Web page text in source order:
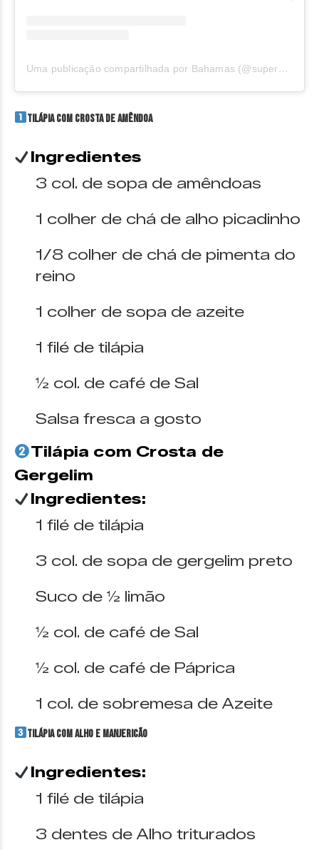
Uma publicação compartilhada por Bahamas (@supermercadosbahamas)
Tilápia com Crosta de Amêndoa
Ingredientes
3 col. de sopa de amêndoas
1 colher de chá de alho picadinho
1/8 colher de chá de pimenta do
reino
1 colher de sopa de azeite
1 filé de tilápia
½ col. de café de Sal
Salsa fresca a gosto
Tilápia com Crosta de
Gergelim
Ingredientes:
1 filé de tilápia
3 col. de sopa de gergelim preto
Suco de ½ limão
½ col. de café de Sal
½ col. de café de Páprica
1 col. de sobremesa de Azeite
Tilápia com Alho e Manjericão
Ingredientes:
1 filé de tilápia
3 dentes de Alho triturados